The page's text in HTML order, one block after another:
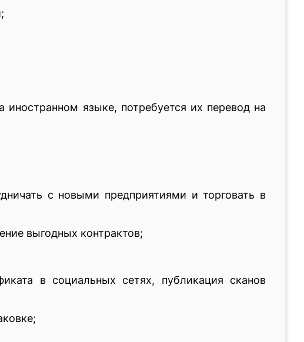
языке, потребуется их перевод на
с новыми предприятиями и торговать в
выгодных контрактов;
в социальных сетях, публикация сканов